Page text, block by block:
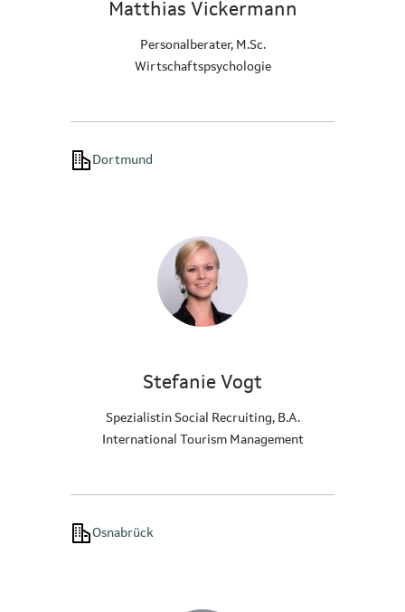
Matthias Vickermann
Personalberater, M.Sc.
Wirtschaftspsychologie
Dortmund
Stefanie Vogt
Spezialistin Social Recruiting, B.A.
International Tourism Management
Osnabrück